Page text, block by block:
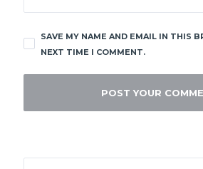
SAVE MY NAME AND EMAIL IN THIS
NEXT TIME I COMMENT.